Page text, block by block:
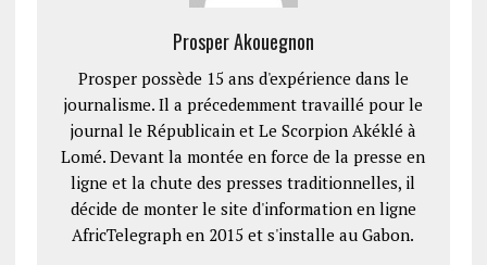
Prosper Akouegnon
Prosper possède 15 ans d'expérience dans le
journalisme. Il a précedemment travaillé pour le
journal le Républicain et Le Scorpion Akéklé à
Lomé. Devant la montée en force de la presse en
ligne et la chute des presses traditionnelles, il
décide de monter le site d'information en ligne
AfricTelegraph en 2015 et s'installe au Gabon.